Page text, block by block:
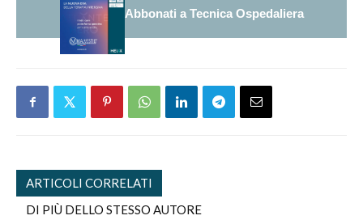
Abbonati a Tecnica Ospedaliera
ARTICOLI CORRELATI
DI PIÙ DELLO STESSO AUTORE